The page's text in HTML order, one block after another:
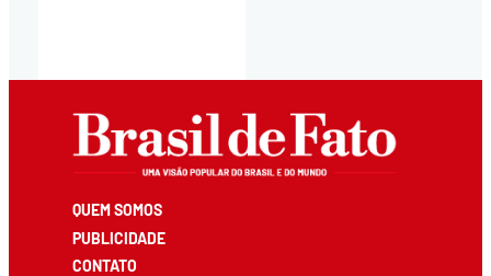
QUEM SOMOS
PUBLICIDADE
CONTATO